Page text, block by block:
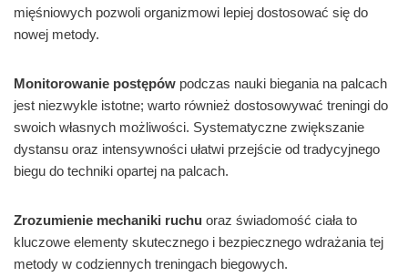
mięśniowych pozwoli organizmowi lepiej dostosować się do
nowej metody.
Monitorowanie postępów podczas nauki biegania na palcach
jest niezwykle istotne; warto również dostosowywać treningi do
swoich własnych możliwości. Systematyczne zwiększanie
dystansu oraz intensywności ułatwi przejście od tradycyjnego
biegu do techniki opartej na palcach.
Zrozumienie mechaniki ruchu oraz świadomość ciała to
kluczowe elementy skutecznego i bezpiecznego wdrażania tej
metody w codziennych treningach biegowych.